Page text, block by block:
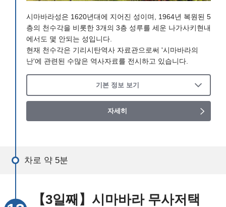
시마바라성은 1620년대에 지어진 성이며, 1964년 복원된 5
층의 천수각을 비롯한 3개의 3층 성루를 세운 나가사키현내
에서도 몇 안되는 성입니다.
현재 천수각은 기리시탄역사 자료관으로써 '시마바라의
난'에 관련된 수많은 역사자료를 전시하고 있습니다.
기본 정보 보기
자세히
차로 약 5분
【3일째】시마바라 무사저택